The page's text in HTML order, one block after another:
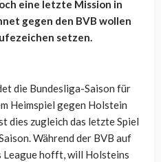
eine letzte Mission in
gegen den BVB wollen
setzen.
die Bundesliga-Saison für
Heimspiel gegen Holstein
dies zugleich das letzte Spiel
Während der BVB auf
League hofft, will Holsteins